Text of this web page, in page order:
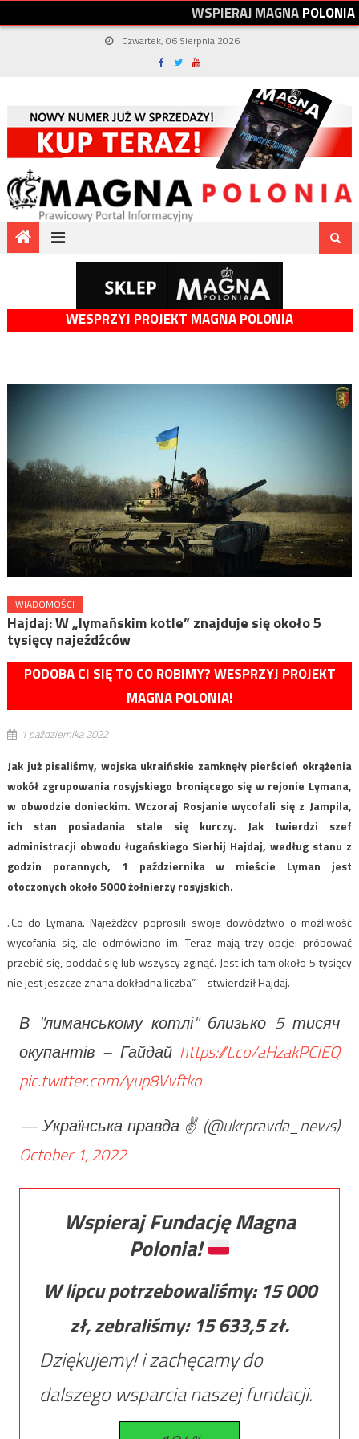
WSPIERAJMAGNAPOLONIA
Czwartek, 06 Sierpnia 2026
WESPRZYJ PROJEKT MAGNA POLONIA
WIADOMOŚCI
Hajdaj: W „lymańskim kotle” znajduje się około 5
tysięcy najeźdźców
PODOBA CI SIĘ TO CO ROBIMY? WESPRZYJ PROJEKT
MAGNA POLONIA!
1 października 2022
Jak już pisaliśmy, wojska ukraińskie zamknęły pierścień okrążenia
wokół zgrupowania rosyjskiego broniącego się w rejonie Lymana,
w obwodzie donieckim. Wczoraj Rosjanie wycofali się z Jampila,
ich stan posiadania stale się kurczy. Jak twierdzi szef
administracji obwodu ługańskiego Sierhij Hajdaj, według stanu z
godzin porannych, 1 października w mieście Lyman jest
otoczonych około 5000 żołnierzy rosyjskich.
„Co do Lymana. Najeźdźcy poprosili swoje dowództwo o możliwość
wycofania się, ale odmówiono im. Teraz mają trzy opcje: próbować
przebić się, poddać się lub wszyscy zginąć. Jest ich tam około 5 tysięcy
nie jest jeszcze znana dokładna liczba” – stwierdził Hajdaj.
В "лиманському котлі" близько 5 тисяч
окупантів – Гайдай https://t.co/aHzakPCIEQ
pic.twitter.com/yup8Vvftko
— Українська правда ✌️ (@ukrpravda_news)
October 1, 2022
Wspieraj Fundację Magna
Polonia!
W lipcu potrzebowaliśmy: 15 000
zł, zebraliśmy: 15 633,5zł.
Dziękujemy! i zachęcamy do
dalszego wsparcia naszej fundacji.